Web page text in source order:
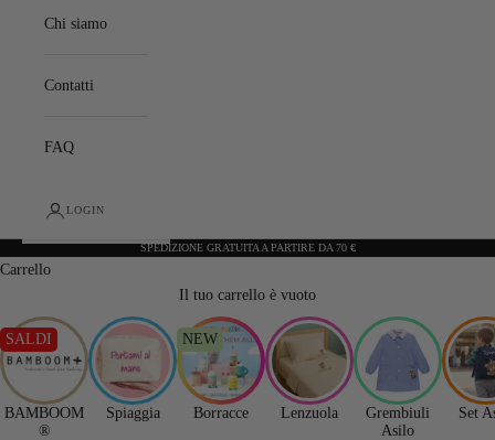
Chi siamo
Contatti
FAQ
LOGIN
SPEDIZIONE GRATUITA A PARTIRE DA 70 €
Carrello
Il tuo carrello è vuoto
SALDI
BAMBOOM
®
Spiaggia
NEW
Borracce Lenzuola
Grembiuli
Asilo
Set